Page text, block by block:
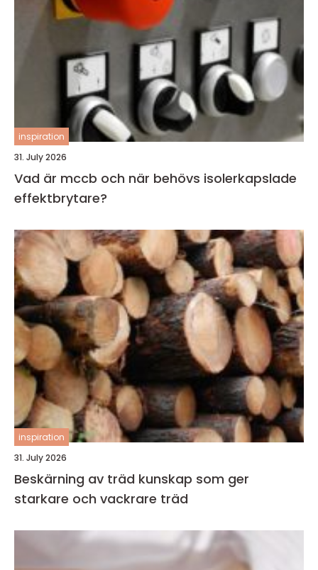
inspiration
31. July 2026
Vad är mccb och när behövs isolerkapslade
effektbrytare?
inspiration
31. July 2026
Beskärning av träd kunskap som ger
starkare och vackrare träd